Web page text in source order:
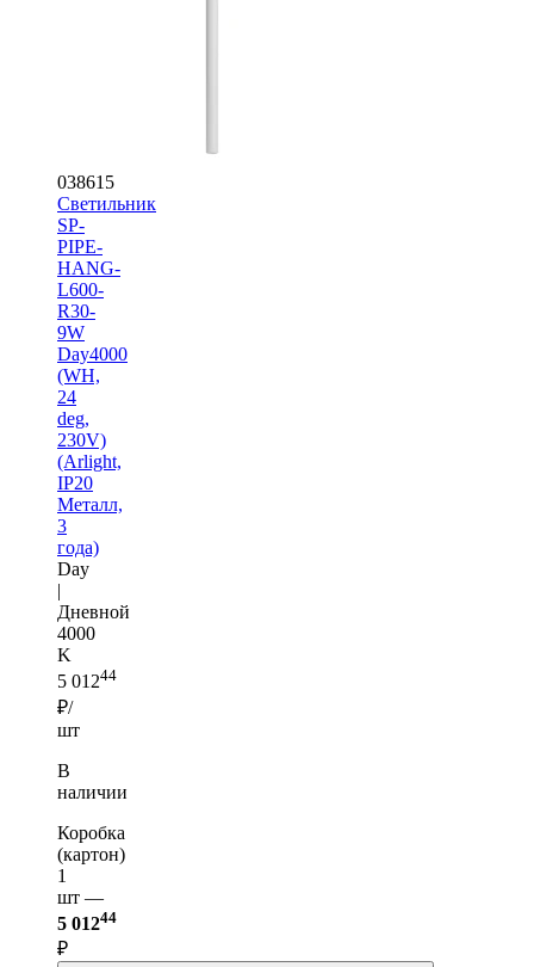
038615
Светильник
SP-
PIPE-
HANG-
L600-
R30-
9W
Day4000
(WH,
24
deg,
230V)
(Arlight,
IP20
Металл,
3
года)
Day
|
Дневной
4000
K
5 01244
₽/
шт
В
наличии
Коробка
(картон)
1
шт —
5 01244
₽